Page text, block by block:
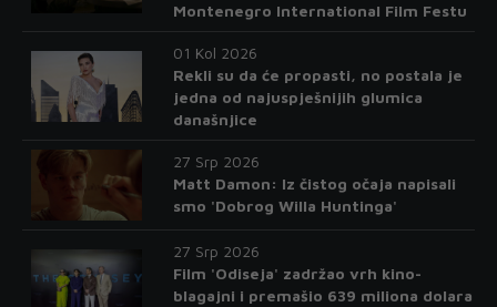
Montenegro International Film Festu
01 Kol 2026
Rekli su da će propasti, no postala je
jedna od najuspješnijih glumica
današnjice
27 Srp 2026
Matt Damon: Iz čistog očaja napisali
smo 'Dobrog Willa Huntinga'
27 Srp 2026
Film 'Odiseja' zadržao vrh kino-
blagajni i premašio 639 miliona dolara